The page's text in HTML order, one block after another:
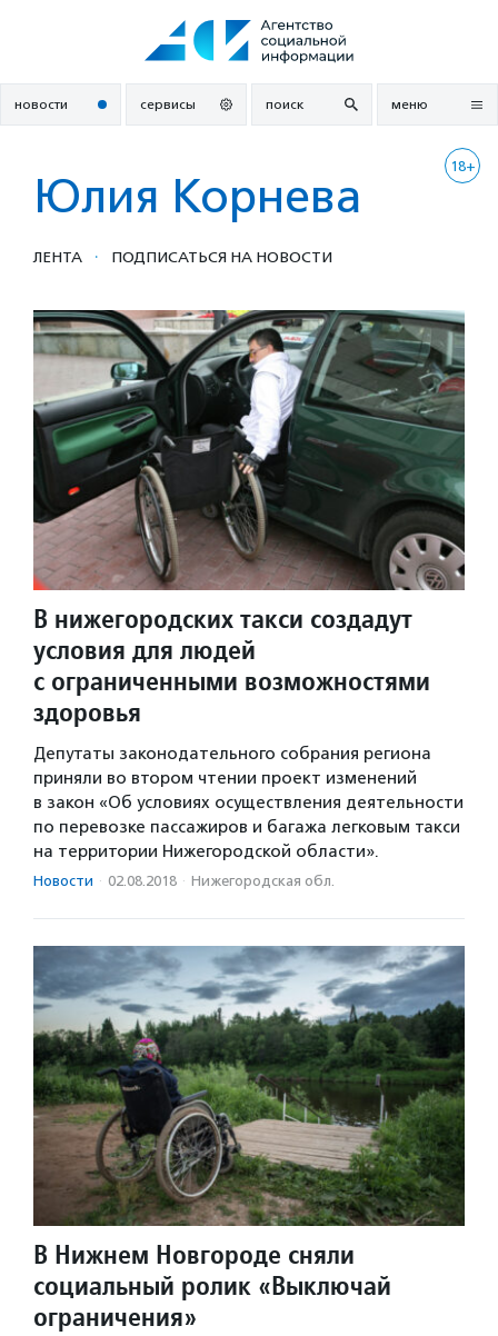
новости сервисы поиск меню
18+
Юлия Корнева
ЛЕНТА · ПОДПИСАТЬСЯ НА НОВОСТИ
В нижегородских такси создадут
условия для людей
с ограниченными возможностями
здоровья
Депутаты законодательного собрания региона
приняли во втором чтении проект изменений
в закон «Об условиях осуществления деятельности
по перевозке пассажиров и багажа легковым такси
на территории Нижегородской области».
Новости · 02.08.2018 · Нижегородская обл.
В Нижнем Новгороде сняли
социальный ролик «Выключай
ограничения»